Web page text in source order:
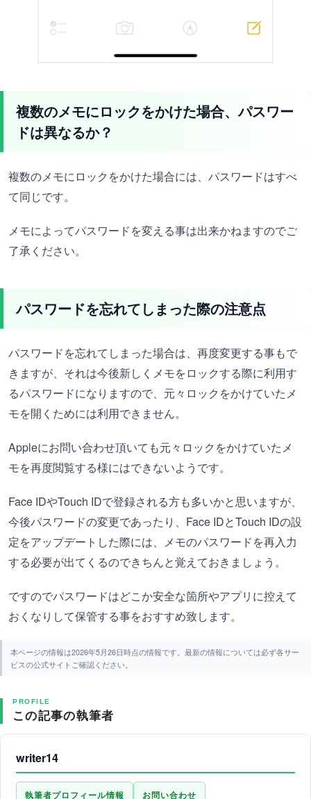
複数のメモにロックをかけた場合、パスワー
ドは異なるか？
複数のメモにロックをかけた場合には、パスワードはすべ
て同じです。
メモによってパスワードを変える事は出来かねますのでご
了承ください。
パスワードを忘れてしまった際の注意点
パスワードを忘れてしまった場合は、再度変更する事もで
きますが、それは今後新しくメモをロックする際に利用す
るパスワードになりますので、元々ロックをかけていたメ
モを開くためには利用できません。
Appleにお問い合わせ頂いても元々ロックをかけていたメ
モを再度閲覧する様にはできないようです。
Face IDやTouch IDで登録される方も多いかと思いますが、
今後パスワードの変更であったり、Face IDとTouch IDの設
定をアップデートした際には、メモのパスワードを再入力
する必要が出てくるのできちんと覚えておきましょう。
ですのでパスワードはどこか安全な箇所やアプリに控えて
おくなりして保管する事をおすすめ致します。
本ページの情報は2026年5月26日時点の情報です。最新の情報については必ず各サー
ビスの公式サイトご確認ください。
PROFILE
この記事の執筆者
writer14
執筆者プロフィール情報 お問い合わせ